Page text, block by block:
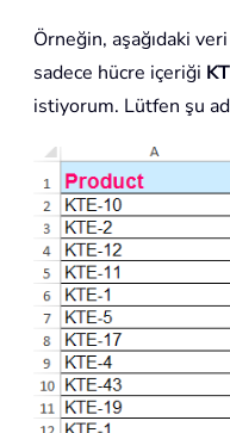
Örneğin, aşağıdaki
sadece hücre içeriği
istiyorum. Lütfen şu